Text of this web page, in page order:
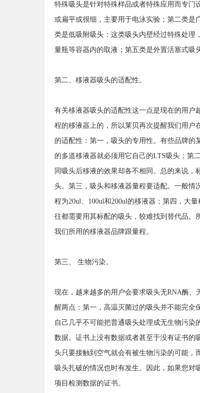
特殊吸头是针对特殊样品或者特殊应用而专门
或扁平或很细，主要用于电泳实验；第二类是
类是低吸附吸头：这类吸头内壁经过特殊处理
量瓶等容器内的取液；第五类是外置活塞式吸
第二、移液器吸头的适配性。
有关移液器吸头的适配性这一点是现在的用户
程的移液器上的，所以莱贝再次提醒我们用户
的适配性：第一，吸头的专用性。有些品牌的
的多道移液器就必须用它自己的LTS吸头；第
同吸头后移液的效果却各不相同。总的来说
头。第三，吸头和移液器量程要适配。一般情
程为20ul、100ul和200ul的移液器；第四，大
往都需要用其标配的吸头，较难找到替代品。
我们所用的移液器品牌跟量程。
第三、 生物污染。
现在，越来越多的用户会要求吸头无RNA酶
醒两点：第一，高温灭菌过的吸头并不能完全
自己几乎不可能把普通吸头处理成无生物污
数据。证书上没有数据或者甚至于没有证书的
头只要接触到空气就会有被生物污染的可能，
吸头扎破的情况也时有发生。因此，如果您对
项目检测数据的证书。